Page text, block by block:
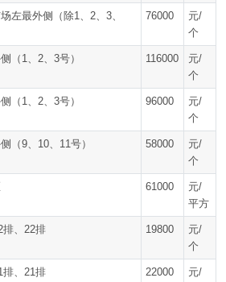
左最外侧（除1、2、3、
76000
元/
个
（1、2、3号） 116000
元/
个
（1、2、3号） 96000
元/
个
（9、10、11号） 58000
元/
个
61000
元/
平方
排、22排 19800
元/
个
排、21排 22000
元/